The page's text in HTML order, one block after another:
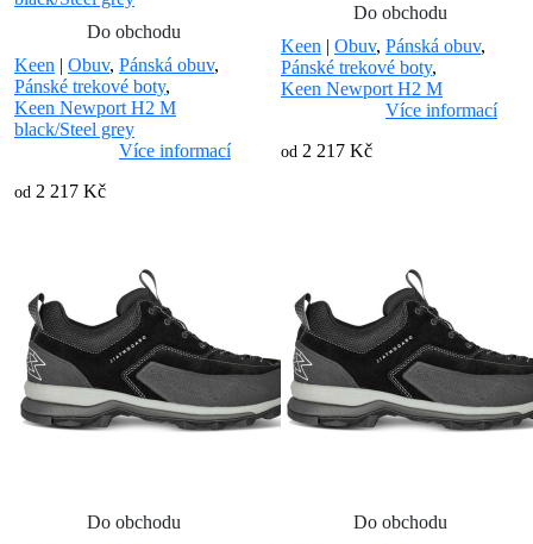
Do obchodu
Keen | Obuv, Pánská obuv,
Pánské trekové boty,
Keen Newport H2 M
black/Steel grey
Více informací
od 2 217 Kč
Do obchodu
Keen | Obuv, Pánská obuv,
Pánské trekové boty,
Keen Newport H2 M
Více informací
od 2 217 Kč
Do obchodu
Do obchodu